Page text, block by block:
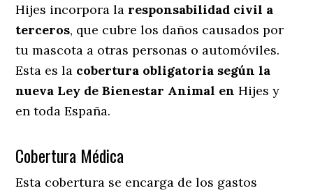
Hijes incorpora la responsabilidad civil a
terceros, que cubre los daños causados por
tu mascota a otras personas o automóviles.
Esta es la cobertura obligatoria según la
nueva Ley de Bienestar Animal enHijes y
en toda España.
Cobertura Médica
Esta cobertura se encarga de los gastos